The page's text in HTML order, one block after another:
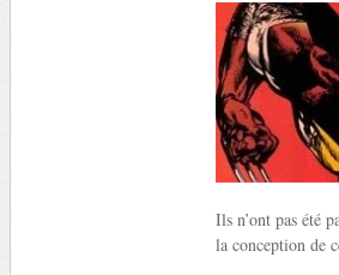
Ils n’ont pas été
la conception de